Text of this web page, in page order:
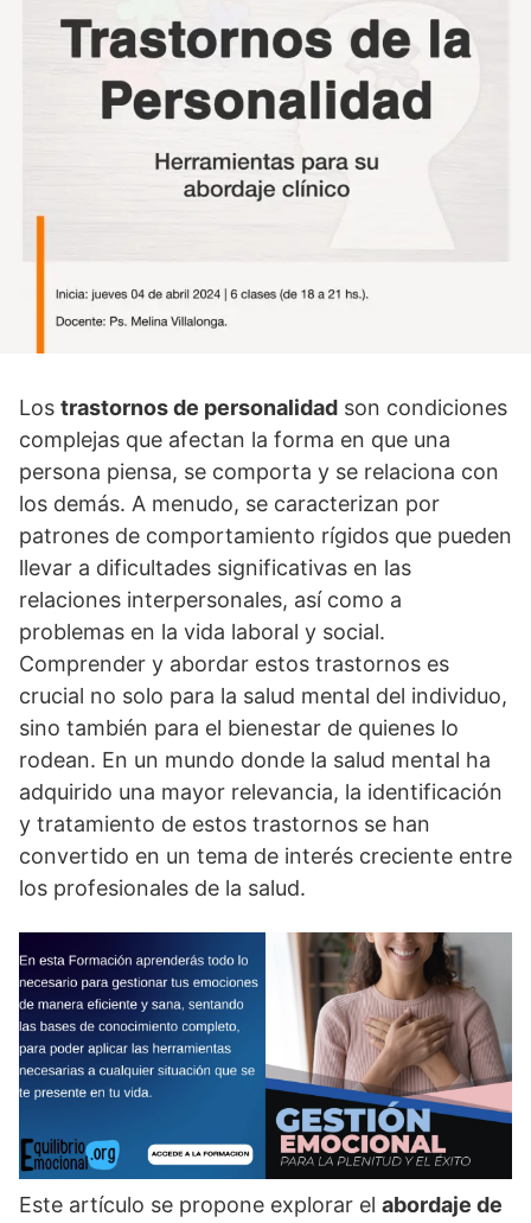
Los trastornos de personalidad son condiciones
complejas que afectan la forma en que una
persona piensa, se comporta y se relaciona con
los demás. A menudo, se caracterizan por
patrones de comportamiento rí­gidos que pueden
llevar a dificultades significativas en las
relaciones interpersonales, así­ como a
problemas en la vida laboral y social.
Comprender y abordar estos trastornos es
crucial no solo para la salud mental del individuo,
sino también para el bienestar de quienes lo
rodean. En un mundo donde la salud mental ha
adquirido una mayor relevancia, la identificación
y tratamiento de estos trastornos se han
convertido en un tema de interés creciente entre
los profesionales de la salud.
Este artí­culo se propone explorar el abordaje de